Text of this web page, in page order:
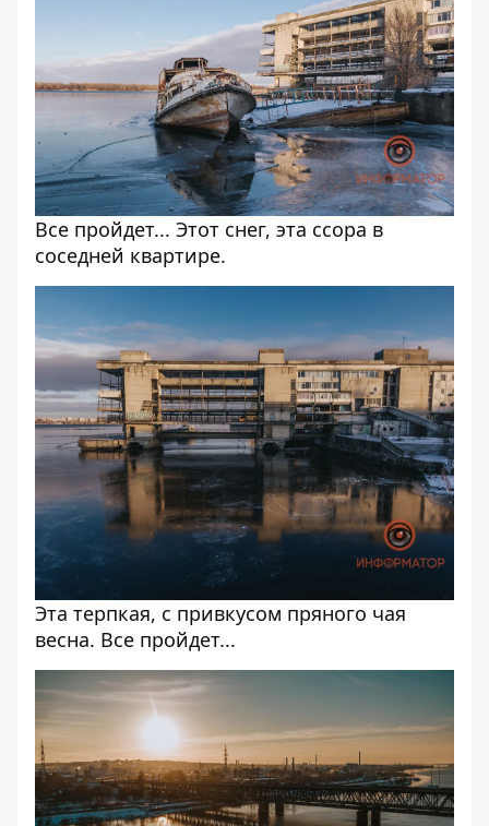
Все пройдет... Этот снег, эта ссора в
соседней квартире.
Эта терпкая, с привкусом пряного чая
весна. Все пройдет...